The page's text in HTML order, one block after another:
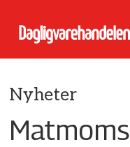
Nyheter
Matmoms